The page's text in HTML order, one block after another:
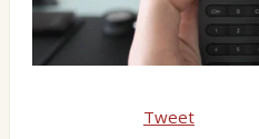
Tweet